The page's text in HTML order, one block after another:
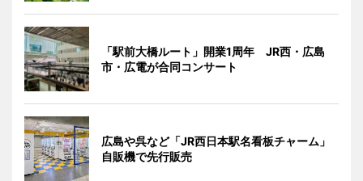
「駅前大橋ルート」開業1周年 JR西・広島
市・広電が合同コンサート
広島や呉など「JR西日本駅名看板チャーム」
自販機で先行販売